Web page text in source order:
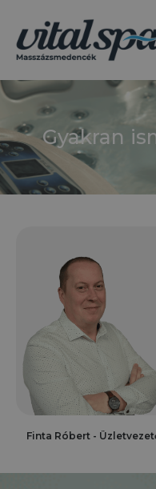
Gyakran
Finta Róbert -